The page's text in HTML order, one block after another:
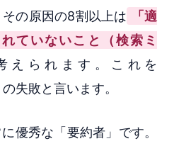
の原因の8割以上は
「適
ていないこと（検索ミ
えられます。これを
失敗と言います。
優秀な「要約者」です。